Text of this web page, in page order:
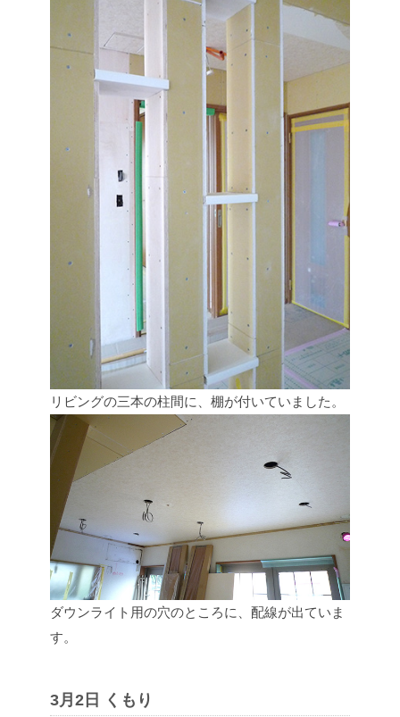
リビングの三本の柱間に、棚が付いていました。
ダウンライト用の穴のところに、配線が出ていま
す。
3月2日 くもり